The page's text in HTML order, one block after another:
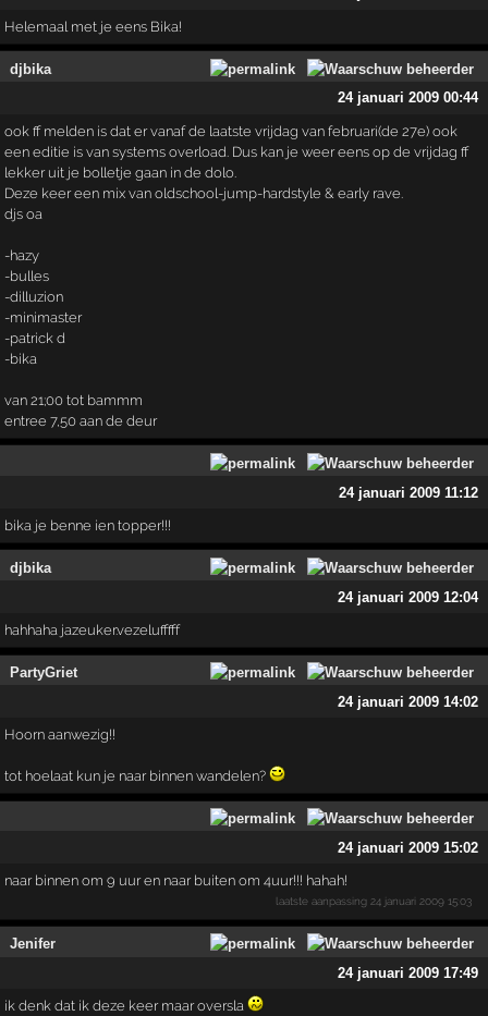
Helemaal met je eens Bika!
djbika
24 januari 2009 00:44
ook ff melden is dat er vanaf de laatste vrijdag van februari(de 27e) ook
een editie is van systems overload. Dus kan je weer eens op de vrijdag ff
lekker uit je bolletje gaan in de dolo.
Deze keer een mix van oldschool-jump-hardstyle & early rave.
djs oa
-hazy
-bulles
-dilluzion
-minimaster
-patrick d
-bika
van 21;00 tot bammm
entree 7,50 aan de deur
24 januari 2009 11:12
bika je benne ien topper!!!
djbika
24 januari 2009 12:04
hahhaha jazeuker.vezelufffff
PartyGriet
24 januari 2009 14:02
Hoorn aanwezig!!
tot hoelaat kun je naar binnen wandelen?
24 januari 2009 15:02
naar binnen om 9 uur en naar buiten om 4uur!!! hahah!
laatste aanpassing 24 januari 2009 15:03
Jenifer
24 januari 2009 17:49
ik denk dat ik deze keer maar oversla